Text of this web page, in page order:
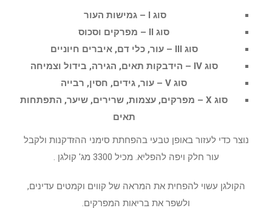
סוג I – גמישות העור
סוג II – מפרקים וסכוס
סוג III – עור, כלי דם, איברים חיוניים
סוג IV – הידבקות תאים, הגירה, בידול וצמיחה
סוג V – עור, גידים, חסין, רבייה
סוג X – מפרקים, עצמות, שרירים, שיער, התפתחות
תאים
נוצר כדי לעזור באופן טבעי בהפחתת סימני ההזדקנות ולקבל
עור חלק ויפה להפליא. מכיל 3300 מג' קולגן .
הקולגן עשוי להפחית את המראה של קווים וקמטים עדינים,
ולשפר את בריאות המפרקים.